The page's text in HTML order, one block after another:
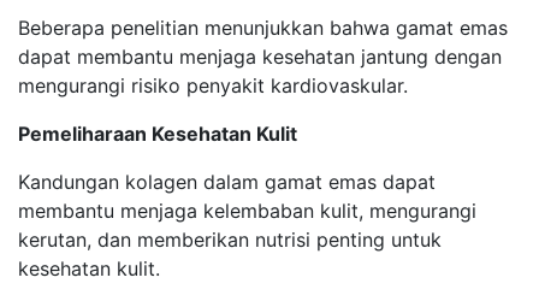
Beberapa penelitian menunjukkan bahwa gamat emas
dapat membantu menjaga kesehatan jantung dengan
mengurangi risiko penyakit kardiovaskular.
Pemeliharaan Kesehatan Kulit
Kandungan kolagen dalam gamat emas dapat
membantu menjaga kelembaban kulit, mengurangi
kerutan, dan memberikan nutrisi penting untuk
kesehatan kulit.